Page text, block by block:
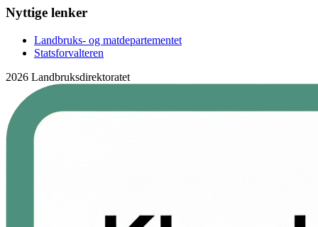
Nyttige lenker
Landbruks- og matdepartementet
Statsforvalteren
2026 Landbruksdirektoratet